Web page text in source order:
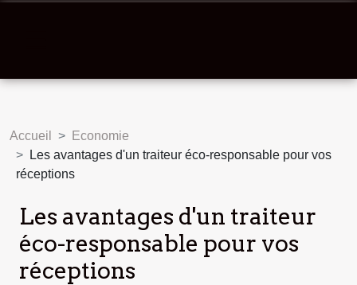
Accueil
Economie
Les avantages d'un traiteur éco-responsable pour vos
réceptions
Les avantages d'un traiteur
éco-responsable pour vos
réceptions